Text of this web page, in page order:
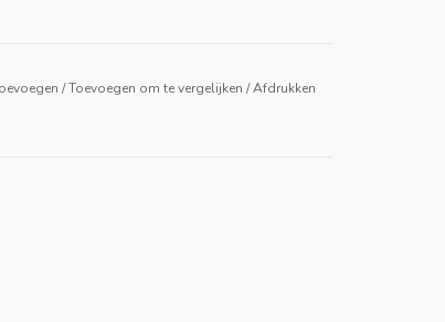
/Toevoegen om te vergelijken /Afdrukken